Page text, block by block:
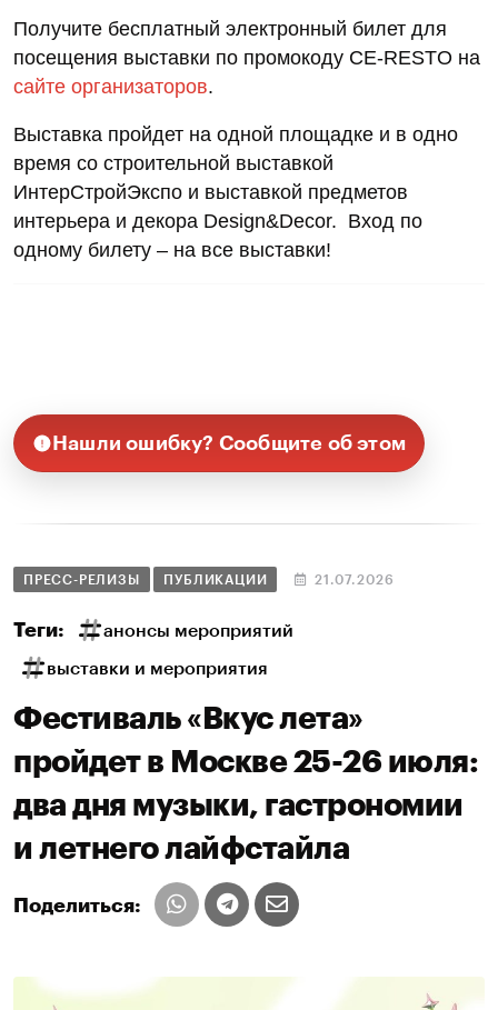
Получите бесплатный электронный билет для
посещения выставки по промокоду CE-RESTO на
сайте организаторов.
Выставка пройдет на одной площадке и в одно
время со строительной выставкой
ИнтерСтройЭкспо и выставкой предметов
интерьера и декора Design&Decor. Вход по
одному билету – на все выставки!
Нашли ошибку? Сообщите об этом
ПРЕСС-РЕЛИЗЫ ПУБЛИКАЦИИ 21.07.2026
Теги: анонсы мероприятий
выставки и мероприятия
Фестиваль «Вкус лета»
пройдет в Москве 25-26 июля:
два дня музыки, гастрономии
и летнего лайфстайла
Поделиться: